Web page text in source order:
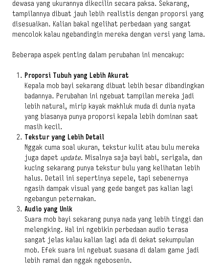
dewasa yang ukurannya dikecilin secara paksa. Sekarang,
tampilannya dibuat jauh lebih realistis dengan proporsi yang
disesuaikan. Kalian bakal ngelihat perbedaan yang sangat
mencolok kalau ngebandingin mereka dengan versi yang lama.
Beberapa aspek penting dalam perubahan ini mencakup:
Proporsi Tubuh yang Lebih Akurat
Kepala mob bayi sekarang dibuat lebih besar dibandingkan
badannya. Perubahan ini ngebuat tampilan mereka jadi
lebih natural, mirip kayak makhluk muda di dunia nyata
yang biasanya punya proporsi kepala lebih dominan saat
masih kecil.
Tekstur yang Lebih Detail
Nggak cuma soal ukuran, tekstur kulit atau bulu mereka
juga dapet update. Misalnya saja bayi babi, serigala, dan
kucing sekarang punya tekstur bulu yang kelihatan lebih
halus. Detail ini sepertinya sepele, tapi sebenernya
ngasih dampak visual yang gede banget pas kalian lagi
ngebangun peternakan.
Audio yang Unik
Suara mob bayi sekarang punya nada yang lebih tinggi dan
melengking. Hal ini ngebikin perbedaan audio terasa
sangat jelas kalau kalian lagi ada di dekat sekumpulan
mob. Efek suara ini ngebuat suasana di dalam game jadi
lebih ramai dan nggak ngebosenin.